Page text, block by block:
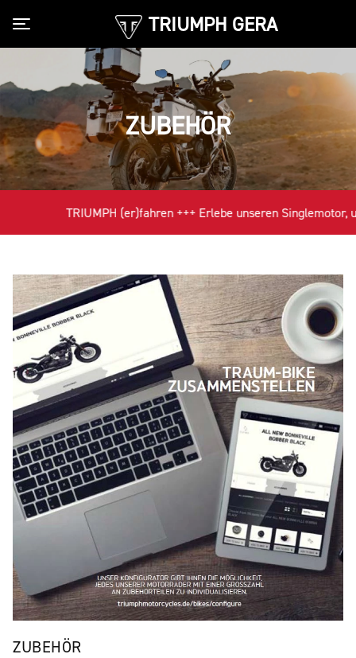
TRIUMPH GERA
Toggle navigation
ZUBEHÖR
TRIUMPH (er)fahren +++ Erlebe unseren Singlemotor,
ZUBEHÖR